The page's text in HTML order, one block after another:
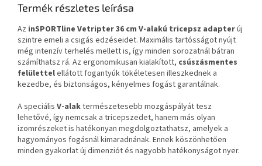
Termék részletes leírása
Az inSPORTline Vetripter 36 cm V-alakú tricepsz adapterúj
szintre emeli a csigás edzéseidet. Maximális tartósságot nyújt
még intenzív terhelés mellett is, így minden sorozatnál bátran
számíthatsz rá. Az ergonomikusan kialakított, csúszásmentes
felülettelellátott fogantyúk tökéletesen illeszkednek a
kezedbe, és biztonságos, kényelmes fogást garantálnak.
A speciális V-alaktermészetesebb mozgáspályát tesz
lehetővé, így nemcsak a tricepszedet, hanem más olyan
izomrészeket is hatékonyan megdolgoztathatsz, amelyek a
hagyományos fogásnál kimaradnának. Ennek köszönhetően
minden gyakorlat új dimenziót és nagyobb hatékonyságot nyer.